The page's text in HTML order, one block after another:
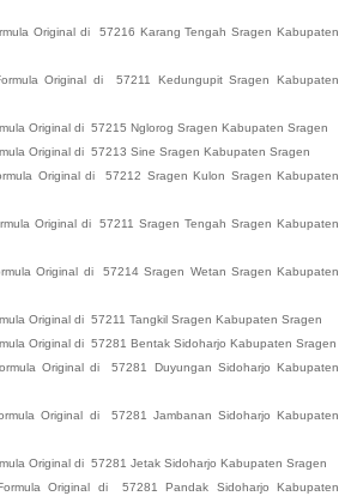
Original di 57216 Karang Tengah Sragen Kabupaten
Original di 57211 Kedungupit Sragen
Kabupaten
Original di 57215 Nglorog Sragen Kabupaten Sragen
Original di 57213 Sine Sragen Kabupaten Sragen
Original di 57212 Sragen Kulon Sragen Kabupaten
Original di 57211 Sragen Tengah Sragen Kabupaten
Original di 57214 Sragen Wetan Sragen Kabupaten
Original di 57211 Tangkil Sragen Kabupaten Sragen
Original di 57281 Bentak Sidoharjo Kabupaten Sragen
Original di 57281 Duyungan Sidoharjo
Kabupaten
Original di 57281 Jambanan Sidoharjo
Kabupaten
Original di 57281 Jetak Sidoharjo Kabupaten Sragen
Original di 57281 Pandak Sidoharjo
Kabupaten